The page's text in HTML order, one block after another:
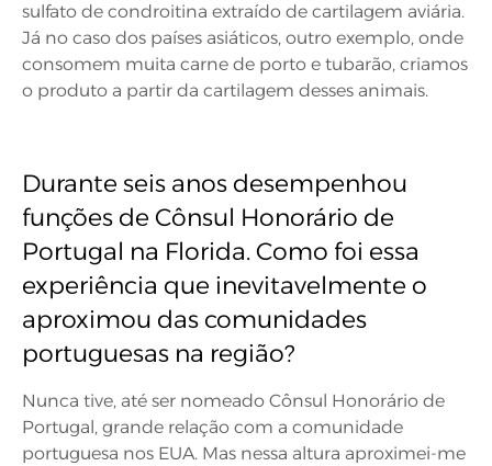
sulfato de condroitina extraído de cartilagem aviária.
Já no caso dos países asiáticos, outro exemplo, onde
consomem muita carne de porto e tubarão, criamos
o produto a partir da cartilagem desses animais.
Durante seis anos desempenhou
funções de Cônsul Honorário de
Portugal na Florida. Como foi essa
experiência que inevitavelmente o
aproximou das comunidades
portuguesas na região?
Nunca tive, até ser nomeado Cônsul Honorário de
Portugal, grande relação com a comunidade
portuguesa nos EUA. Mas nessa altura aproximei-me